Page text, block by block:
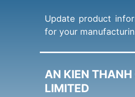
Update product
for your
AN KIEN
LIMITED